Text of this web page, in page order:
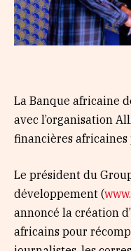
La Banque africaine
avec l’organisation
financières
Le président du
développement (
annoncé la création
africains pour